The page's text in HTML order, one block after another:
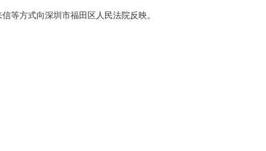
等方式向深圳市福田区人民法院反映。